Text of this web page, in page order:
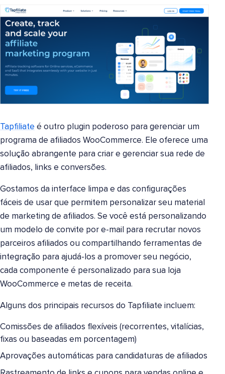
Tapfiliate é outro plugin poderoso para gerenciar um
programa de afiliados WooCommerce. Ele oferece uma
solução abrangente para criar e gerenciar sua rede de
afiliados, links e conversões.
Gostamos da interface limpa e das configurações
fáceis de usar que permitem personalizar seu material
de marketing de afiliados. Se você está personalizando
um modelo de convite por e-mail para recrutar novos
parceiros afiliados ou compartilhando ferramentas de
integração para ajudá-los a promover seu negócio,
cada componente é personalizado para sua loja
WooCommerce e metas de receita.
Alguns dos principais recursos do Tapfiliate incluem:
Comissões de afiliados flexíveis (recorrentes, vitalícias,
fixas ou baseadas em porcentagem)
Aprovações automáticas para candidaturas de afiliados